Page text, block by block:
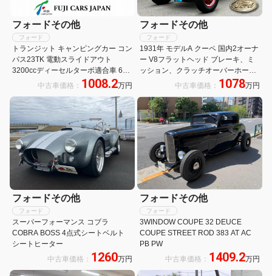
フォードその他
フォード
トランジット キャンピングカー コン
パス23TK 電動スライドアウト
3200ccディーセルターボ適合車 6名
乗車4名就寝 ルーフエアコン 発電機
温水ボイラー トイレ FFヒーター テ
レビ3台
中古車価格： 1008.2万円
フォードその他
フォード
1931年 モデルA クーペ 国内2オーナ
ー V8フラットヘッド ブレーキ、ミ
ッション、クラッチオーバーホール
中古車価格： 1078万円
フォードその他
フォード
スーパーフォーマンス コブラ
COBRA BOSS 4点式シートベルト
シートヒーター
中古車価格： 1260万円
フォードその他
フォード
3WINDOW COUPE 32 DEUCE
COUPE STREET ROD 383 AT AC
PB PW
中古車価格： 1409.2万円